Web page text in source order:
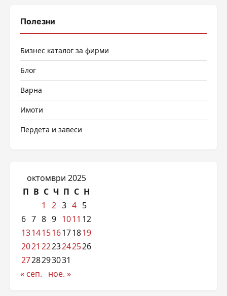
Полезни
Бизнес каталог за фирми
Блог
Варна
Имоти
Пердета и завеси
октомври 2025
П В С Ч П С Н
1
2 3 4 5
6 7 8 9 1011 12
13141516171819
2021 2223242526
2728293031
« сеп.
ное. »